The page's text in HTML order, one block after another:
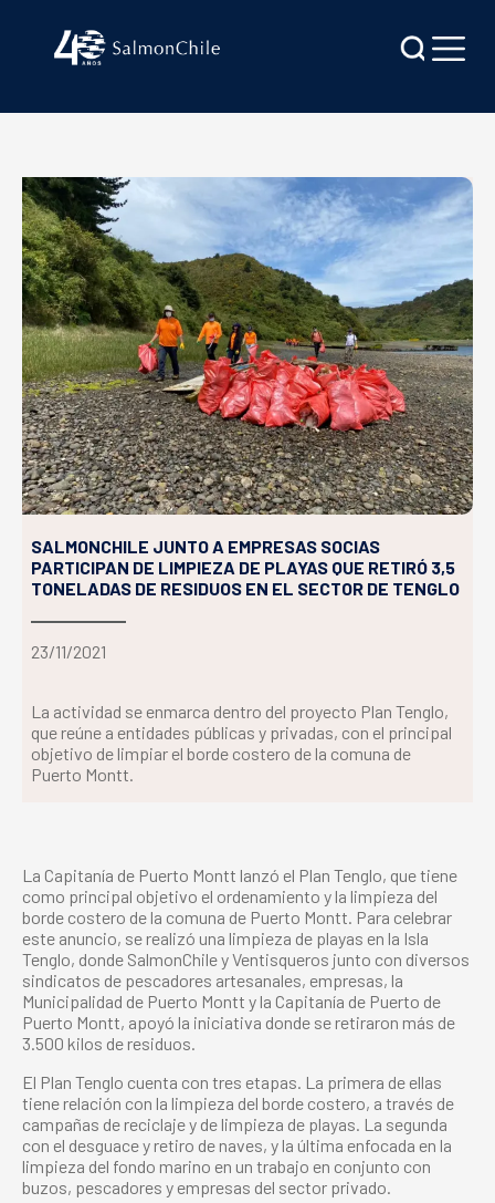
SALMONCHILE JUNTO A EMPRESAS SOCIAS
PARTICIPAN DE LIMPIEZA DE PLAYAS QUE RETIRÓ 3,5
TONELADAS DE RESIDUOS EN EL SECTOR DE TENGLO
23/11/2021
La actividad se enmarca dentro del proyecto Plan Tenglo,
que reúne a entidades públicas y privadas, con el principal
objetivo de limpiar el borde costero de la comuna de
Puerto Montt.
La Capitanía de Puerto Montt lanzó el Plan Tenglo, que tiene
como principal objetivo el ordenamiento y la limpieza del
borde costero de la comuna de Puerto Montt. Para celebrar
este anuncio, se realizó una limpieza de playas en la Isla
Tenglo, donde SalmonChile y Ventisqueros junto con diversos
sindicatos de pescadores artesanales, empresas, la
Municipalidad de Puerto Montt y la Capitanía de Puerto de
Puerto Montt, apoyó la iniciativa donde se retiraron más de
3.500 kilos de residuos.
El Plan Tenglo cuenta con tres etapas. La primera de ellas
tiene relación con la limpieza del borde costero, a través de
campañas de reciclaje y de limpieza de playas. La segunda
con el desguace y retiro de naves, y la última enfocada en la
limpieza del fondo marino en un trabajo en conjunto con
buzos, pescadores y empresas del sector privado.